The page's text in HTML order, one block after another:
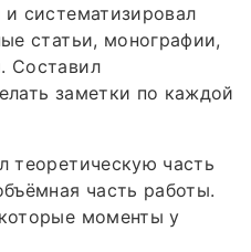
систематизировал
статьи, монографии,
Составил
заметки по каждой
теоретическую часть
часть работы.
моменты у